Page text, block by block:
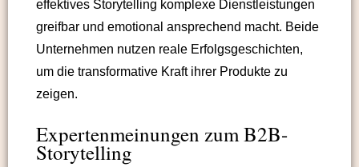
effektives Storytelling komplexe Dienstleistungen
greifbar und emotional ansprechend macht. Beide
Unternehmen nutzen reale Erfolgsgeschichten,
um die transformative Kraft ihrer Produkte zu
zeigen.
Expertenmeinungen zum B2B-
Storytelling